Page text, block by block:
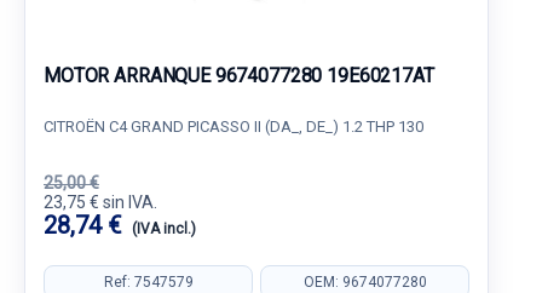
MOTOR ARRANQUE 9674077280 19E60217AT
CITROËN C4 GRAND PICASSO II (DA_, DE_) 1.2 THP 130
25,00 €
23,75 € sin IVA.
28,74 € (IVA incl.)
Ref: 7547579 OEM: 9674077280